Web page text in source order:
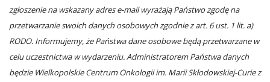
zgłoszenie na wskazany adres e-mail wyrażają Państwo zgodę na
przetwarzanie swoich danych osobowych zgodnie z art. 6 ust. 1 lit. a)
RODO. Informujemy, że Państwa dane osobowe będą przetwarzane w
celu uczestnictwa w wydarzeniu. Administratorem Państwa danych
będzie Wielkopolskie Centrum Onkologii im. Marii Skłodowskiej-Curie z